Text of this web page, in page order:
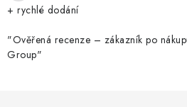
+ rychlé dodání
"Ověřená recenze – zákazník po
Group"